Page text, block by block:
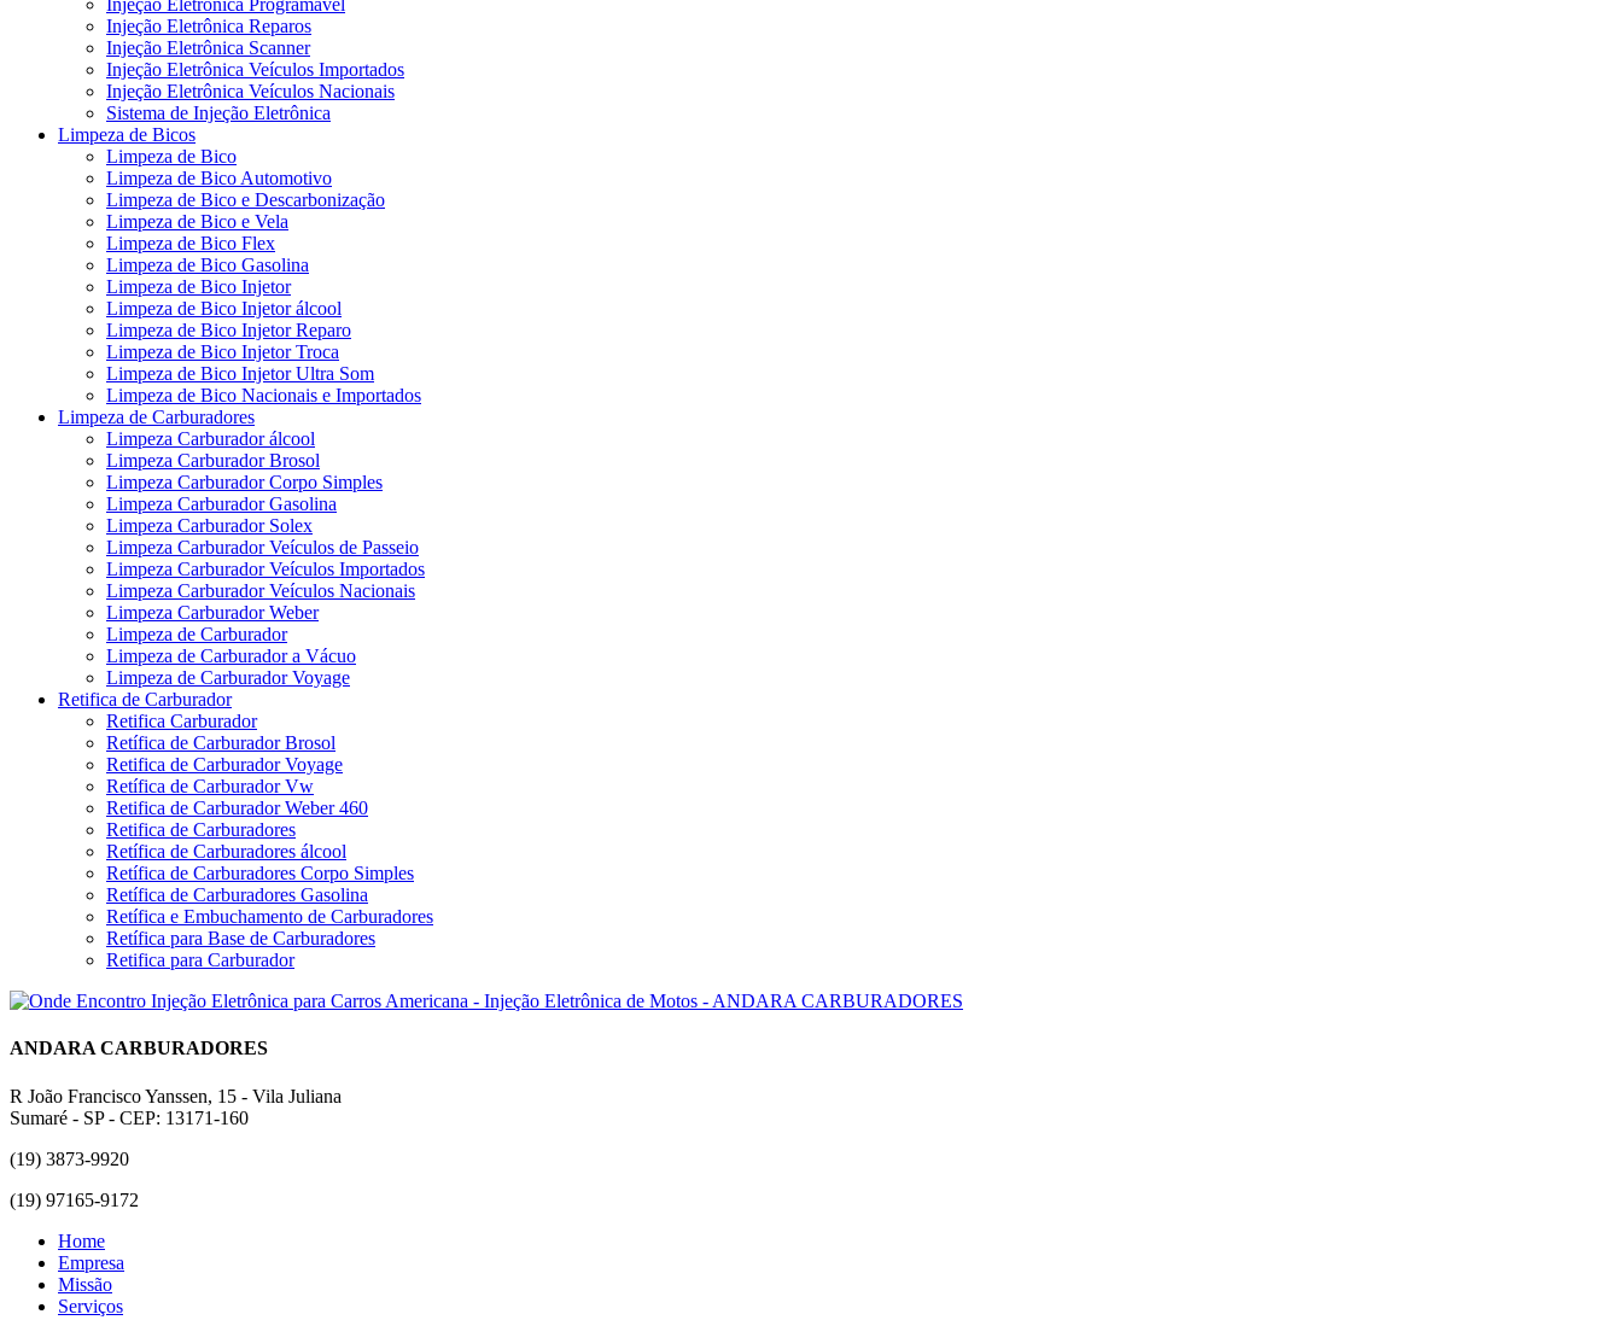
Injeção Eletrônica Programável
Injeção Eletrônica Reparos
Injeção Eletrônica Scanner
Injeção Eletrônica Veículos Importados
Injeção Eletrônica Veículos Nacionais
Sistema de Injeção Eletrônica
Limpeza de Bicos
Limpeza de Bico
Limpeza de Bico Automotivo
Limpeza de Bico e Descarbonização
Limpeza de Bico e Vela
Limpeza de Bico Flex
Limpeza de Bico Gasolina
Limpeza de Bico Injetor
Limpeza de Bico Injetor álcool
Limpeza de Bico Injetor Reparo
Limpeza de Bico Injetor Troca
Limpeza de Bico Injetor Ultra Som
Limpeza de Bico Nacionais e Importados
Limpeza de Carburadores
Limpeza Carburador álcool
Limpeza Carburador Brosol
Limpeza Carburador Corpo Simples
Limpeza Carburador Gasolina
Limpeza Carburador Solex
Limpeza Carburador Veículos de Passeio
Limpeza Carburador Veículos Importados
Limpeza Carburador Veículos Nacionais
Limpeza Carburador Weber
Limpeza de Carburador
Limpeza de Carburador a Vácuo
Limpeza de Carburador Voyage
Retifica de Carburador
Retifica Carburador
Retífica de Carburador Brosol
Retifica de Carburador Voyage
Retífica de Carburador Vw
Retifica de Carburador Weber 460
Retifica de Carburadores
Retífica de Carburadores álcool
Retífica de Carburadores Corpo Simples
Retífica de Carburadores Gasolina
Retífica e Embuchamento de Carburadores
Retífica para Base de Carburadores
Retifica para Carburador
ANDARA CARBURADORES
R João Francisco Yanssen, 15 - Vila Juliana
Sumaré - SP - CEP: 13171-160
(19) 3873-9920
(19) 97165-9172
Home
Empresa
Missão
Serviços